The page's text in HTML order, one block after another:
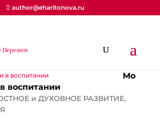
author@eharitonova.ru
Мо
воспитании
и ДУХОВНОЕ РАЗВИТИЕ,